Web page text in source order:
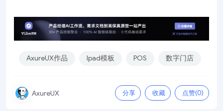
AxureUX作品 Ipad模板 POS 数字门店
AxureUX 分享 收藏 点赞(0)